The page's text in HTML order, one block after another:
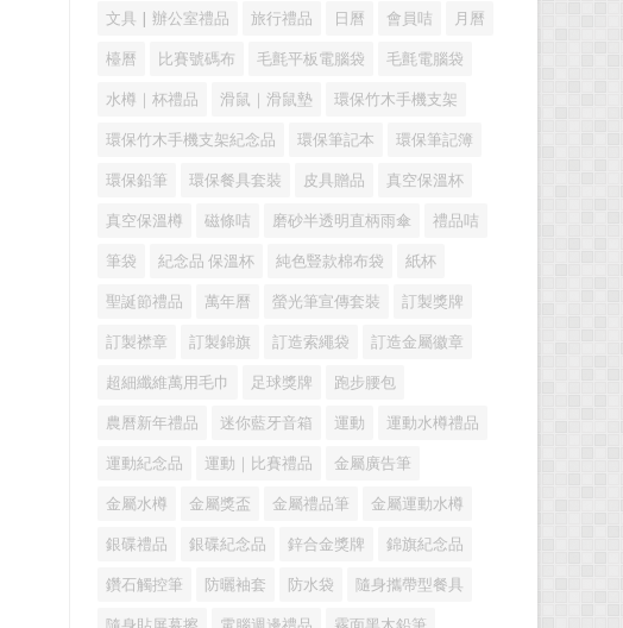
文具 | 辦公室禮品 旅行禮品 日曆 會員咭 月曆
檯曆 比賽號碼布 毛氈平板電腦袋 毛氈電腦袋
水樽｜杯禮品 滑鼠｜滑鼠墊 環保竹木手機支架
環保竹木手機支架紀念品 環保筆記本 環保筆記簿
環保鉛筆 環保餐具套裝 皮具贈品 真空保溫杯
真空保溫樽 磁條咭 磨砂半透明直柄雨傘 禮品咭
筆袋 紀念品 保溫杯 純色豎款棉布袋 紙杯
聖誕節禮品 萬年曆 螢光筆宣傳套裝 訂製獎牌
訂製襟章 訂製錦旗 訂造索繩袋 訂造金屬徽章
超細纖維萬用毛巾 足球獎牌 跑步腰包
農曆新年禮品 迷你藍牙音箱 運動 運動水樽禮品
運動紀念品 運動｜比賽禮品 金屬廣告筆
金屬水樽 金屬獎盃 金屬禮品筆 金屬運動水樽
銀碟禮品 銀碟紀念品 鋅合金獎牌 錦旗紀念品
鑽石觸控筆 防曬袖套 防水袋 隨身攜帶型餐具